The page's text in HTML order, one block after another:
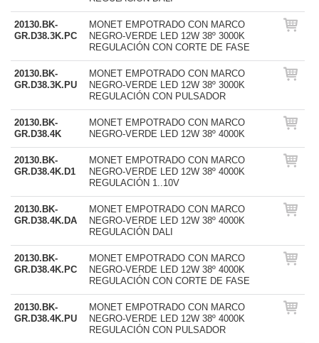
20130.BK-
GR.D38.3K.PC
MONET EMPOTRADO CON MARCO
NEGRO-VERDE LED 12W 38º 3000K
REGULACIÓN CON CORTE DE FASE
20130.BK-
GR.D38.3K.PU
MONET EMPOTRADO CON MARCO
NEGRO-VERDE LED 12W 38º 3000K
REGULACIÓN CON PULSADOR
20130.BK-
GR.D38.4K
MONET EMPOTRADO CON MARCO
NEGRO-VERDE LED 12W 38º 4000K
20130.BK-
GR.D38.4K.D1
MONET EMPOTRADO CON MARCO
NEGRO-VERDE LED 12W 38º 4000K
REGULACIÓN 1..10V
20130.BK-
GR.D38.4K.DA
MONET EMPOTRADO CON MARCO
NEGRO-VERDE LED 12W 38º 4000K
REGULACIÓN DALI
20130.BK-
GR.D38.4K.PC
MONET EMPOTRADO CON MARCO
NEGRO-VERDE LED 12W 38º 4000K
REGULACIÓN CON CORTE DE FASE
20130.BK-
GR.D38.4K.PU
MONET EMPOTRADO CON MARCO
NEGRO-VERDE LED 12W 38º 4000K
REGULACIÓN CON PULSADOR